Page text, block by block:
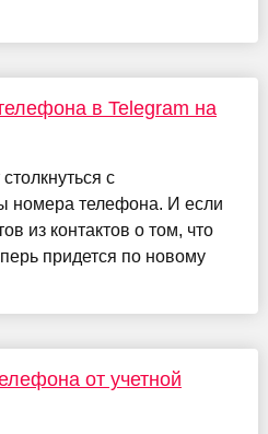
в Telegram на
с
номера телефона. И если
из контактов о том, что
придется по новому
от учетной